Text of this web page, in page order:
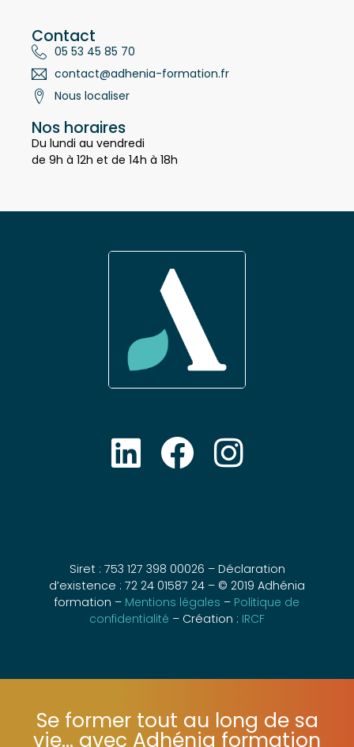
Contact
05 53 45 85 70
contact@adhenia-formation.fr
Nos horaires
Du lundi au vendredi
Siret : 753 127 398 00026 – Déclaration
d’existence : 72 24 01587 24 – © 2019 Adhénia
formation –Mentions légales– Politique de
Se former tout au long de sa